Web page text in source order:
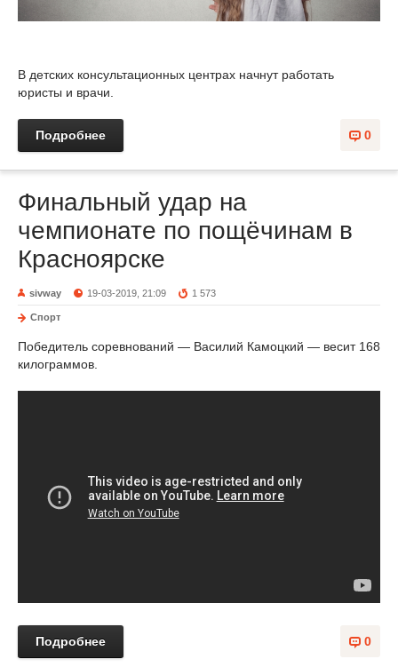
В детских консультационных центрах начнут работать
юристы и врачи.
0
Подробнее
Финальный удар на
чемпионате по пощёчинам в
Красноярске
sivway 19-03-2019, 21:09 1 573
Спорт
Победитель соревнований — Василий Камоцкий — весит 168
килограммов.
0
Подробнее